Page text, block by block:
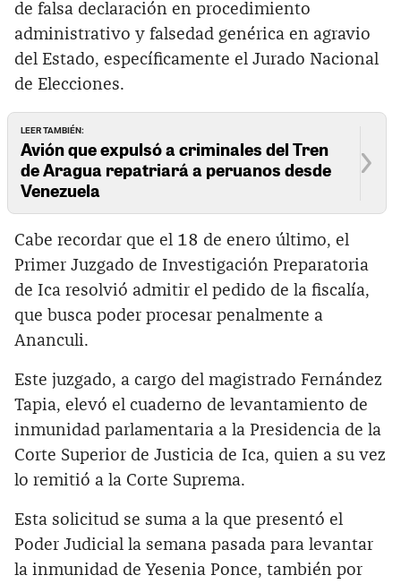
de falsa declaración en procedimiento
administrativo y falsedad genérica en agravio
del Estado, específicamente el Jurado Nacional
de Elecciones.
LEER TAMBIÉN:
Avión que expulsó a criminales del Tren
de Aragua repatriará a peruanos desde
Venezuela
Cabe recordar que el 18 de enero último, el
Primer Juzgado de Investigación Preparatoria
de Ica resolvió admitir el pedido de la fiscalía,
que busca poder procesar penalmente a
Ananculi.
Este juzgado, a cargo del magistrado Fernández
Tapia, elevó el cuaderno de levantamiento de
inmunidad parlamentaria a la Presidencia de la
Corte Superior de Justicia de Ica, quien a su vez
lo remitió a la Corte Suprema.
Esta solicitud se suma a la que presentó el
Poder Judicial la semana pasada para levantar
la inmunidad de Yesenia Ponce, también por